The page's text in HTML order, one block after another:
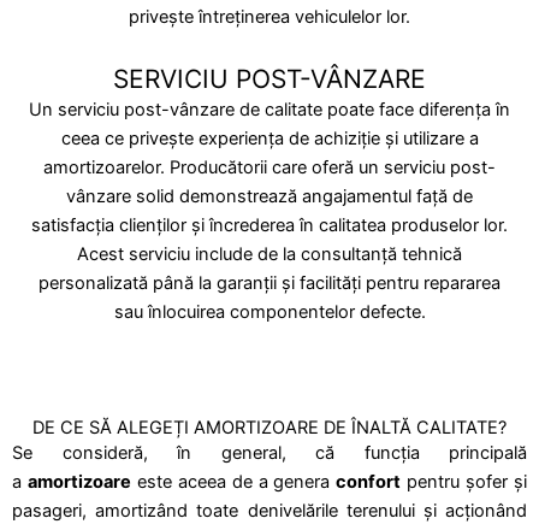
privește întreținerea vehiculelor lor.
SERVICIU POST-VÂNZARE
Un serviciu post-vânzare de calitate poate face diferența în
ceea ce privește experiența de achiziție și utilizare a
amortizoarelor. Producătorii care oferă un serviciu post-
vânzare solid demonstrează angajamentul față de
satisfacția clienților și încrederea în calitatea produselor lor.
Acest serviciu include de la consultanță tehnică
personalizată până la garanții și facilități pentru repararea
sau înlocuirea componentelor defecte.
DE CE SĂ ALEGEȚI AMORTIZOARE DE ÎNALTĂ CALITATE?
Se consideră, în general, că funcția principală
a amortizoare este aceea de a generaconfort pentru șofer și
pasageri, amortizând toate denivelările terenului și acționând